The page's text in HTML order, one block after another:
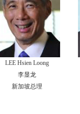
LEE Hsien Loong
李显龙
新加坡总理